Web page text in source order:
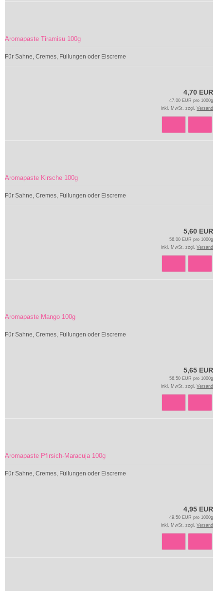
Aromapaste Tiramisu 100g
Für Sahne, Cremes, Füllungen oder Eiscreme
4,70 EUR
47,00 EUR pro 1000g
inkl. MwSt. zzgl. Versand
Aromapaste Kirsche 100g
Für Sahne, Cremes, Füllungen oder Eiscreme
5,60 EUR
56,00 EUR pro 1000g
inkl. MwSt. zzgl. Versand
Aromapaste Mango 100g
Für Sahne, Cremes, Füllungen oder Eiscreme
5,65 EUR
56,50 EUR pro 1000g
inkl. MwSt. zzgl. Versand
Aromapaste Pfirsich-Maracuja 100g
Für Sahne, Cremes, Füllungen oder Eiscreme
4,95 EUR
49,50 EUR pro 1000g
inkl. MwSt. zzgl. Versand